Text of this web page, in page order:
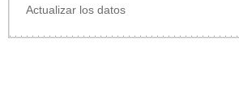
Actualizar los datos